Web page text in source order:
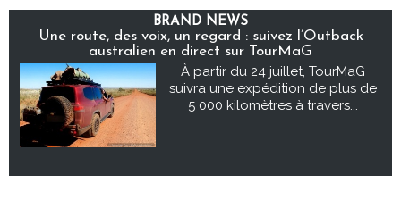
BRAND NEWS
Une route, des voix, un regard : suivez l’Outback
australien en direct sur TourMaG
À partir du 24 juillet, TourMaG
suivra une expédition de plus de
5 000 kilomètres à travers...